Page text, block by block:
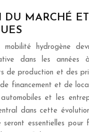
DU MARCHÉ
hydrogène
dans les années
de production et des
financement et de
et les
dans cette
seront essentielles pour